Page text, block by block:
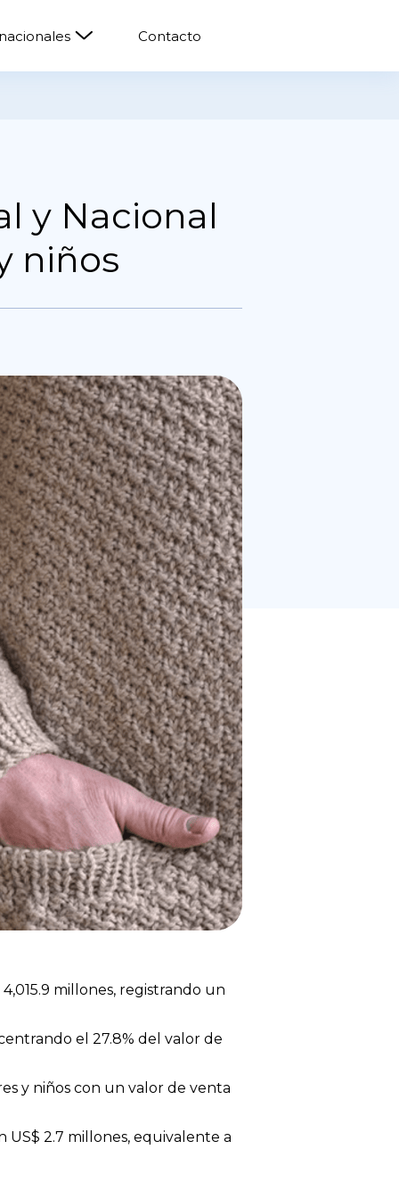
Contacto
y Nacional
niños
millones, registrando un
el 27.8% del valor de
y niños con un valor de venta
US$ 2.7 millones, equivalente a